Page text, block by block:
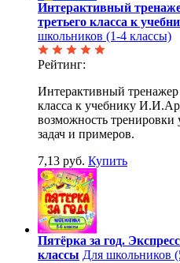
Интерактивный
третьего класса к
школьников (1-4 классы)
Рейтинг:
Интерактивный тренажер
класса к учебнику
возможность тренировки
задач и примеров.
7,13 руб. Купить
Пятёрка за год.
классы Для школьников